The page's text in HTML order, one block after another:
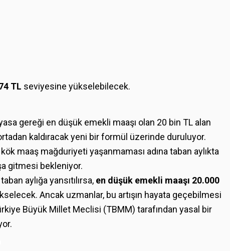
TL seviyesine yükselebilecek.
gereği en düşük emekli maaşı olan 20 bin TL alan
kaldıracak yeni bir formül üzerinde duruluyor.
maaş mağduriyeti yaşanmaması adına taban aylıkta
gitmesi bekleniyor.
aylığa yansıtılırsa, en düşük emekli maaşı 20.000
Ancak uzmanlar, bu artışın hayata geçebilmesi
Büyük Millet Meclisi (TBMM) tarafından yasal bir